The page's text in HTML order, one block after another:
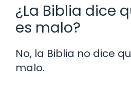
¿La Biblia dice
es malo?
No, la Biblia no dice
malo.